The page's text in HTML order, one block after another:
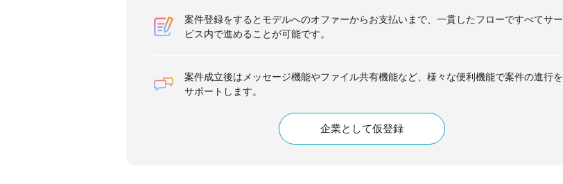
案件登録をするとモデルへのオファーからお支払いまで、一貫したフローですべてサー
ビス内で進めることが可能です。
案件成立後はメッセージ機能やファイル共有機能など、様々な便利機能で案件の進行を
サポートします。
企業として仮登録